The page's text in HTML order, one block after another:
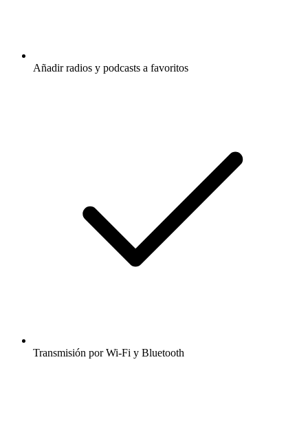
Añadir radios y podcasts a favoritos
Transmisión por Wi-Fi y Bluetooth